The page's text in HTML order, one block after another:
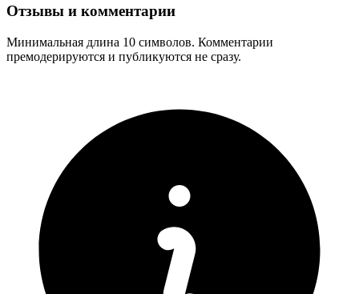
Отзывы и комментарии
Минимальная длина 10 символов. Комментарии
премодерируются и публикуются не сразу.